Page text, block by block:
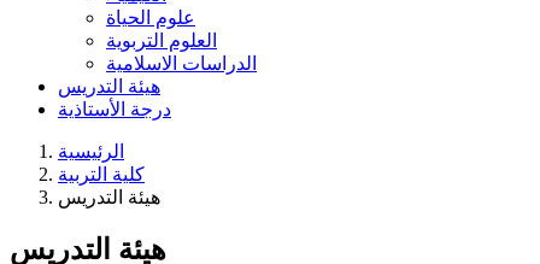
علوم الحياة
العلوم التربوية
الدراسات الاسلامية
هيئة التدريس
درجة الأستاذية
الرئيسية
كلية التربية
هيئة التدريس
هيئة التدريس